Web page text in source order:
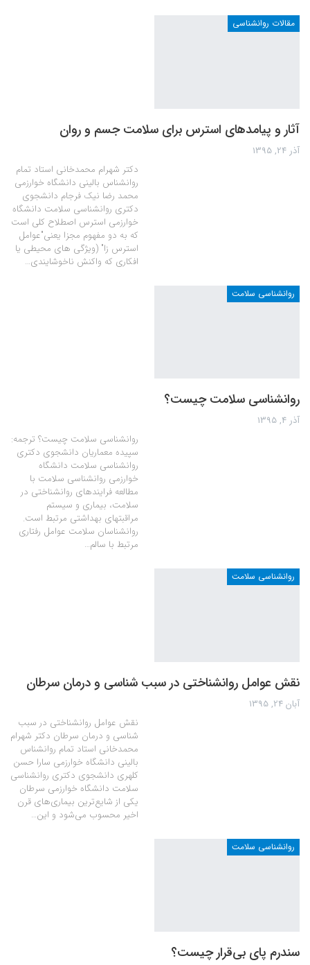
مقالات روانشناسی
آثار و پیامدهای استرس برای سلامت جسم و روان
آذر 24, 1395
دکتر شهرام محمدخانی استاد تمام
روانشناس بالینی دانشگاه خوارزمی
محمد رضا نیک فرجام دانشجوی
دکتری روانشناسی سلامت دانشگاه
خوارزمی استرس اصطلاح کلی است
که به دو مفهوم مجزا یعنی"عوامل
استرس زا" (ویژگی های محیطی یا
افکاری که واکنش ناخوشایندی…
روانشناسی سلامت
روانشناسی سلامت چیست؟
آذر 4, 1395
روانشناسی سلامت چیست؟ ترجمه:
سپیده معماریان دانشجوی دکتری
روانشناسی سلامت دانشگاه
خوارزمی روانشناسی سلامت با
مطالعه فرایندهای روانشناختی در
سلامت، بیماری و سیستم
مراقبتهای بهداشتی مرتبط است.
روانشناسان سلامت عوامل رفتاری
مرتبط با سالم…
روانشناسی سلامت
نقش عوامل روانشناختی در سبب شناسی و درمان سرطان
آبان 24, 1395
نقش عوامل روانشناختی در سبب
شناسی و درمان سرطان دکتر شهرام
محمدخانی استاد تمام روانشناس
بالینی دانشگاه خوارزمی سارا حسن
کلهری دانشجوی دکتری روانشناسی
سلامت دانشگاه خوارزمی سرطان
یکی از شایع‌ترین بیماری‌های قرن
اخیر محسوب می‌شود و این…
روانشناسی سلامت
سندرم پای بی‌قرار چیست؟